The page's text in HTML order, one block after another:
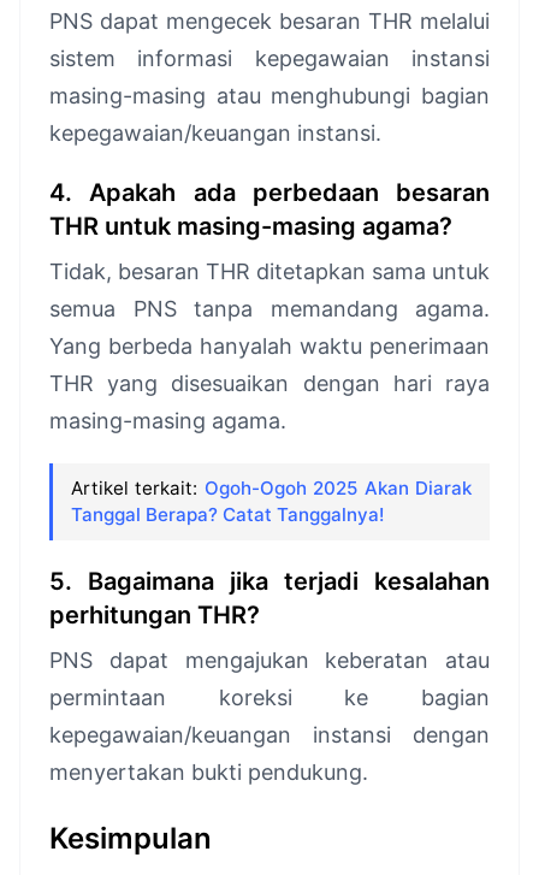
PNS dapat mengecek besaran THR melalui
sistem informasi kepegawaian instansi
masing-masing atau menghubungi bagian
kepegawaian/keuangan instansi.
4. Apakah ada perbedaan besaran
THR untuk masing-masing agama?
Tidak, besaran THR ditetapkan sama untuk
semua PNS tanpa memandang agama.
Yang berbeda hanyalah waktu penerimaan
THR yang disesuaikan dengan hari raya
masing-masing agama.
Artikel terkait: Ogoh-Ogoh 2025 Akan Diarak
Tanggal Berapa? Catat Tanggalnya!
5. Bagaimana jika terjadi kesalahan
perhitungan THR?
PNS dapat mengajukan keberatan atau
permintaan koreksi ke bagian
kepegawaian/keuangan instansi dengan
menyertakan bukti pendukung.
Kesimpulan